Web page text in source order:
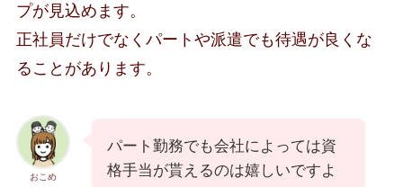
プが見込めます。
正社員だけでなくパートや派遣でも待遇が良くな
ることがあります。
おこめ
パート勤務でも会社によっては資
格手当が貰えるのは嬉しいですよ